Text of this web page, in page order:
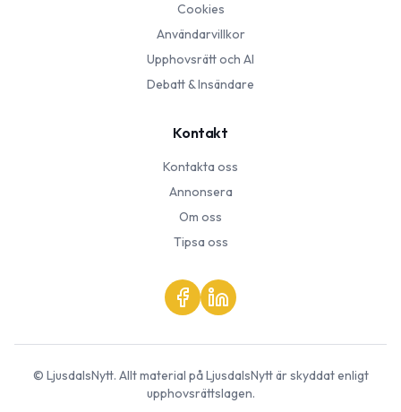
Cookies
Användarvillkor
Upphovsrätt och AI
Debatt & Insändare
Kontakt
Kontakta oss
Annonsera
Om oss
Tipsa oss
© LjusdalsNytt. Allt material påLjusdalsNyttär skyddat enligt
upphovsrättslagen.